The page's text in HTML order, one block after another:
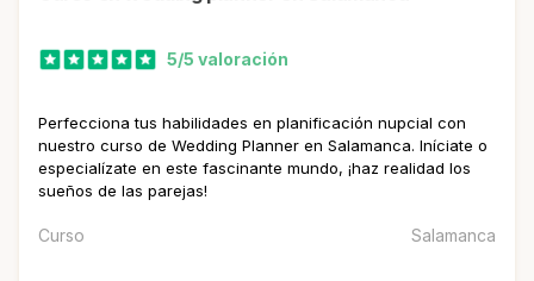
5/5 valoración
Perfecciona tus habilidades en planificación nupcial con
nuestro curso de Wedding Planner en Salamanca. Iníciate o
especialízate en este fascinante mundo, ¡haz realidad los
sueños de las parejas!
Curso Salamanca